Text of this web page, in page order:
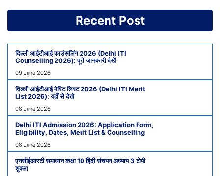
Recent Post
दिल्ली आईटीआई काउंसलिंग 2026 (Delhi ITI
Counselling 2026): पूरी जानकारी देखें
09 June 2026
दिल्ली आईटीआई मेरिट लिस्ट 2026 (Delhi ITI Merit
List 2026): यहाँ से देखे
08 June 2026
Delhi ITI Admission 2026: Application Form,
Eligibility, Dates, Merit List & Counselling
08 June 2026
एनसीईआरटी समाधान कक्षा 10 हिंदी संचयन अध्याय 3 टोपी
शुक्ला